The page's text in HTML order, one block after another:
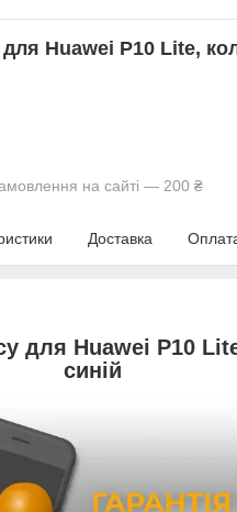
Huawei P10 Lite,
на сайті — 200 ₴
Доставка
для Huawei P10
синій